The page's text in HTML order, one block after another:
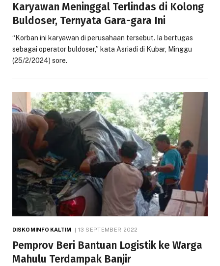
Karyawan Meninggal Terlindas di Kolong
Buldoser, Ternyata Gara-gara Ini
“Korban ini karyawan di perusahaan tersebut. Ia bertugas
sebagai operator buldoser,” kata Asriadi di Kubar, Minggu
(25/2/2024) sore.
DISKOMINFO KALTIM 13 SEPTEMBER 2022
Pemprov Beri Bantuan Logistik ke Warga
Mahulu Terdampak Banjir